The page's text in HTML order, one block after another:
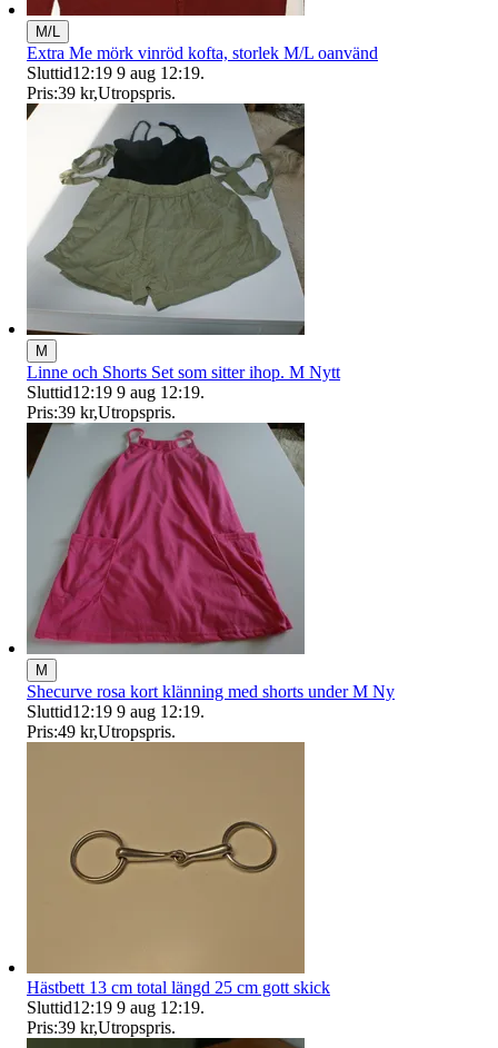
M/L
Extra Me mörk vinröd kofta, storlek M/L oanvänd
Sluttid12:19 9 aug 12:19.
Pris:39 kr,Utropspris.
M
Linne och Shorts Set som sitter ihop. M Nytt
Sluttid12:19 9 aug 12:19.
Pris:39 kr,Utropspris.
M
Shecurve rosa kort klänning med shorts under M Ny
Sluttid12:19 9 aug 12:19.
Pris:49 kr,Utropspris.
Hästbett 13 cm total längd 25 cm gott skick
Sluttid12:19 9 aug 12:19.
Pris:39 kr,Utropspris.